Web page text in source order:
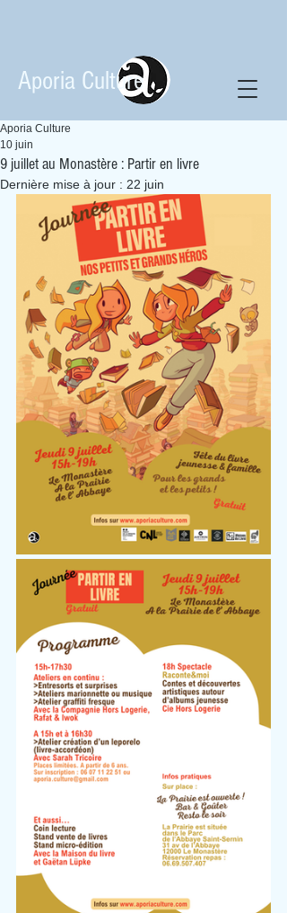
Aporia Culture
9 juillet au Monastère : Partir en livre
Aporia Culture
10 juin
Dernière mise à jour : 22 juin